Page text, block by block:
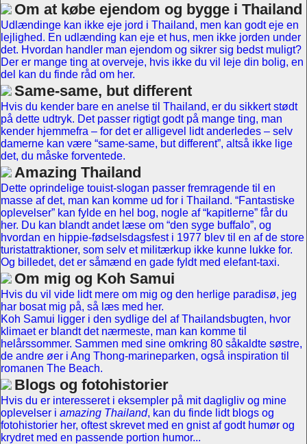
Om at købe ejendom og bygge i Thailand
Udlændinge kan ikke eje jord i Thailand, men kan godt eje en
lejlighed. En udlænding kan eje et hus, men ikke jorden under
det. Hvordan handler man ejendom og sikrer sig bedst muligt?
Der er mange ting at overveje, hvis ikke du vil leje din bolig, en
del kan du finde råd om her.
Same-same, but different
Hvis du kender bare en anelse til Thailand, er du sikkert stødt
på dette udtryk. Det passer rigtigt godt på mange ting, man
kender hjemmefra – for det er alligevel lidt anderledes – selv
damerne kan være “same-same, but different”, altså ikke lige
det, du måske forventede.
Amazing Thailand
Dette oprindelige touist-slogan passer fremragende til en
masse af det, man kan komme ud for i Thailand. “Fantastiske
oplevelser” kan fylde en hel bog, nogle af “kapitlerne” får du
her. Du kan blandt andet læse om “den syge buffalo”, og
hvordan en hippie-fødselsdagsfest i 1977 blev til en af de store
turistattraktioner, som selv et militærkup ikke kunne lukke for.
Og billedet, det er såmænd en gade fyldt med elefant-taxi.
Om mig og Koh Samui
Hvis du vil vide lidt mere om mig og den herlige paradisø, jeg
har bosat mig på, så læs med her.
Koh Samui ligger i den sydlige del af Thailandsbugten, hvor
klimaet er blandt det nærmeste, man kan komme til
helårssommer. Sammen med sine omkring 80 såkaldte søstre,
de andre øer i Ang Thong-marineparken, også inspiration til
romanen The Beach.
Blogs og fotohistorier
Hvis du er interesseret i eksempler på mit dagligliv og mine
oplevelser i amazing Thailand, kan du finde lidt blogs og
fotohistorier her, oftest skrevet med en gnist af godt humør og
krydret med en passende portion humor...